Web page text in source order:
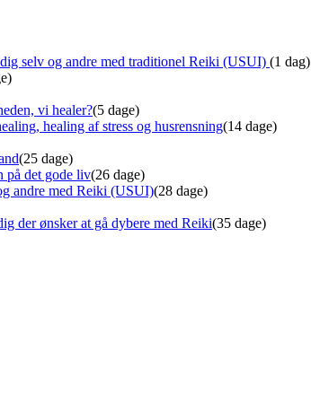
selv og andre med traditionel Reiki (USUI) (1 dag)
vi healer?(5 dage)
healing af stress og husrensning(14 dage)
(25 dage)
på det gode liv(26 dage)
andre med Reiki (USUI)(28 dage)
der ønsker at gå dybere med Reiki(35 dage)